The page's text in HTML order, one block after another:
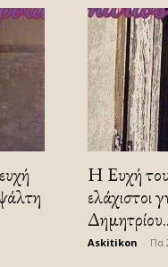
Η Ευχή
ελάχιστοι
Askitikon Πα